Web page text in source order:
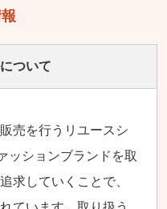
ついて
売を行うリユースシ
ッションブランドを取
求していくことで、